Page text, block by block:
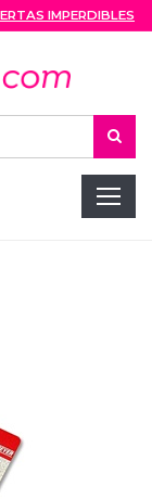
IMPERDIBLES